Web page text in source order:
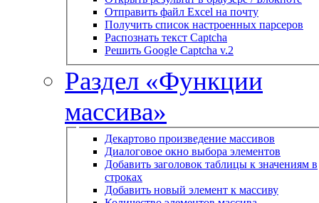
Отправить файл Excel на почту
Получить список настроенных парсеров
Распознать текст Captcha
Решить Google Captcha v.2
Раздел «Функции
массива»
Декартово произведение массивов
Диалоговое окно выбора элементов
Добавить заголовок таблицы к значениям в
строках
Добавить новый элемент к массиву